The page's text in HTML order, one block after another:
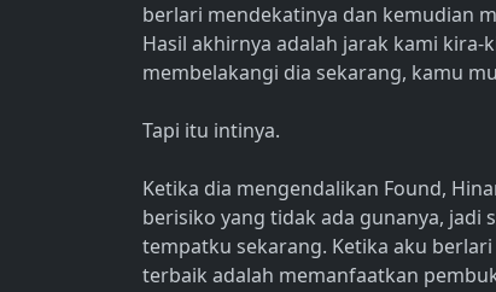
berlari mendekatinya dan kemudian
Hasil akhirnya adalah jarak kami
membelakangi dia sekarang, kamu
Tapi itu intinya.
Ketika dia mengendalikan Found,
berisiko yang tidak ada gunanya, jadi
tempatku sekarang. Ketika aku
terbaik adalah memanfaatkan